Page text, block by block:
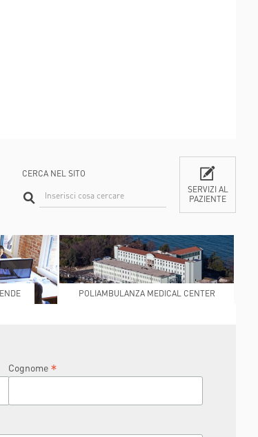
SERVIZI AL
PAZIENTE
CONTATTI
CERCA NEL SITO
POLIAMBULANZA MEDICAL CENTER
Cognome *